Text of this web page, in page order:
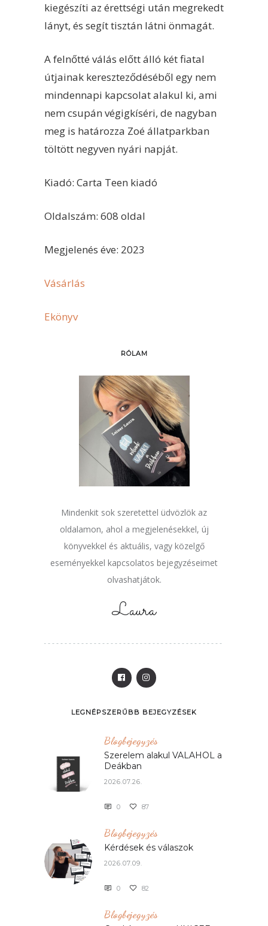
kiegészíti az érettségi után megrekedt
lányt, és segít tisztán látni önmagát.
A felnőtté válás előtt álló két fiatal
útjainak kereszteződéséből egy nem
mindennapi kapcsolat alakul ki, ami
nem csupán végigkíséri, de nagyban
meg is határozza Zoé állatparkban
töltött negyven nyári napját.
Kiadó: Carta Teen kiadó
Oldalszám: 608 oldal
Megjelenés éve: 2023
Vásárlás
Ekönyv
RÓLAM
Mindenkit sok szeretettel üdvözlök az
oldalamon, ahol a megjelenésekkel, új
könyvekkel és aktuális, vagy közelgő
eseményekkel kapcsolatos bejegyzéseimet
olvashatjátok.
Laura
LEGNÉPSZERŰBB BEJEGYZÉSEK
Blogbejegyzés
Szerelem alakul VALAHOL a
Deákban
2026.07.26.
0 87
Blogbejegyzés
Kérdések és válaszok
2026.07.09.
0 82
Blogbejegyzés